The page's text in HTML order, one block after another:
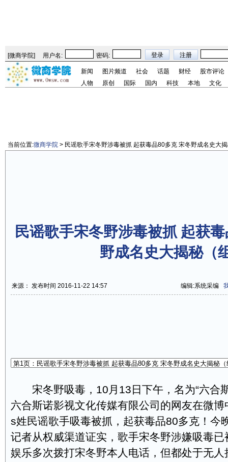
[微商学院] 用户名: 密码:
新闻 图片频道 社会 话题 财经
股市评论
人物
原创 国际 国内 科技 本地 文化
当前位置:微商学院 > 民谣歌手宋冬野涉毒被抓 起获毒品80多克 宋冬野成名史大
民谣歌手宋冬野涉毒被抓 起获
野成名史大揭秘（
来源： 发布时间 2016-11-22 14:57 编辑:系统采编
宋冬野吸毒，10月13日下午，名为“六合
六合斯诺影视文化传媒有限公司的网友在微
s姓民谣歌手吸毒被抓，起获毒品80多克！今
记者从权威渠道证实，歌手宋冬野涉嫌吸毒
娱乐多次拨打宋冬野本人电话，但都处于无